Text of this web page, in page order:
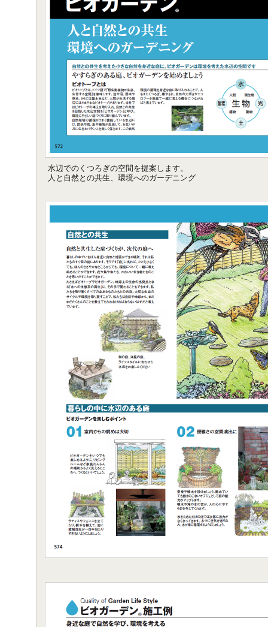
水辺でのくつろぎの空間を提案します。
人と自然との共生、環境へのガーデニング